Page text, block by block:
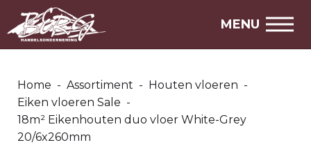
MENU
Home - Assortiment - Houten vloeren -
Eiken vloeren Sale -
18m² Eikenhouten duo vloer White-Grey
20/6x260mm